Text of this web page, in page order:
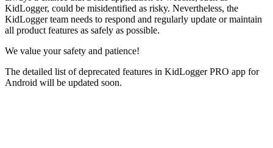
KidLogger, could be misidentified as risky. Nevertheless, the
KidLogger team needs to respond and regularly update or maintain
all product features as safely as possible.
We value your safety and patience!
The detailed list of deprecated features in KidLogger PRO app for
Android will be updated soon.